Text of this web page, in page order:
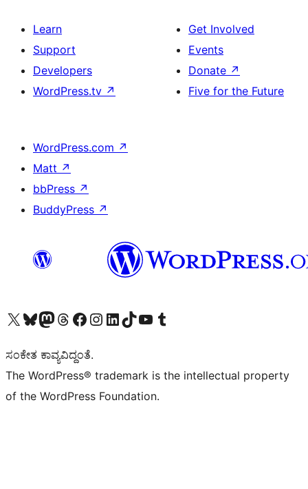
Learn
Support
Developers
WordPress.tv ↗
Get Involved
Events
Donate ↗
Five for the Future
WordPress.com ↗
Matt ↗
bbPress ↗
BuddyPress ↗
Visit our X (formerly Twitter) account
Visit our Bluesky account
Visit our Mastodon account
Visit our Threads account
Visit our Facebook page
Visit our Instagram account
Visit our LinkedIn account
Visit our TikTok account
Visit our YouTube channel
Visit our Tumblr account
ಸಂಕೇತ ಕಾವ್ಯವಿದ್ದಂತೆ.
The WordPress® trademark is the intellectual property
of the WordPress Foundation.